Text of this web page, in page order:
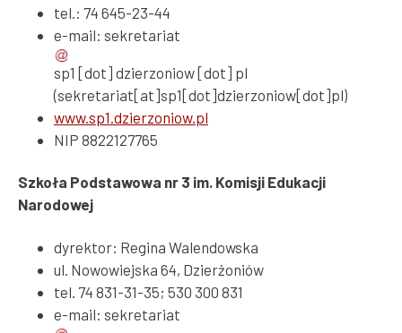
tel.: 74 645-23-44
e-mail: sekretariat
sp1 [dot] dzierzoniow[dot] pl
(sekretariat[at]sp1[dot]dzierzoniow[dot]pl)
www.sp1.dzierzoniow.pl
NIP 8822127765
Szkoła Podstawowa nr 3 im. Komisji Edukacji
Narodowej
dyrektor: Regina Walendowska
ul. Nowowiejska 64, Dzierżoniów
tel. 74 831-31-35; 530 300 831
e-mail: sekretariat